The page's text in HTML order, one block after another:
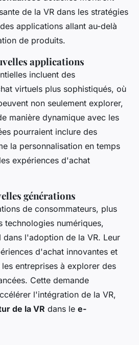
de la VR dans les stratégies
applications allant au-delà
de produits.
applications
incluent des
virtuels plus sophistiqués, où
non seulement explorer,
manière dynamique avec les
pourraient inclure des
la personnalisation en temps
expériences d'achat
générations
de consommateurs, plus
technologies numériques,
dans l'adoption de la VR. Leur
d'achat innovantes et
entreprises à explorer des
Cette demande
l'intégration de la VR,
de la VR dans le e-